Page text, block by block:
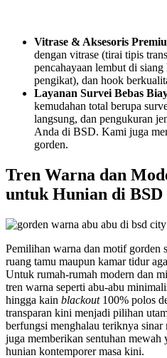
Vitrase & Aksesoris
dengan vitrase (tirai tipis
pencahayaan lembut di
pengikat), dan hook
Layanan Survei Bebas
kemudahan total berupa
langsung, dan pengukuran
Anda di BSD. Kami juga
gorden.
Tren Warna dan
untuk Hunian di BSD
Pemilihan warna dan motif gorden
ruang tamu maupun kamar tidur
Untuk rumah-rumah modern dan
tren warna seperti abu-abu
hingga kain blackout100% polos
transparan kini menjadi pilihan
berfungsi menghalau teriknya sinar
juga memberikan sentuhan mewah
hunian kontemporer masa kini.